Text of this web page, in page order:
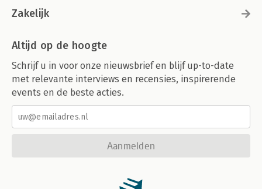
Zakelijk
Altijd op de hoogte
Schrijf u in voor onze nieuwsbrief en blijf up-to-date
met relevante interviews en recensies, inspirerende
events en de beste acties.
Aanmelden